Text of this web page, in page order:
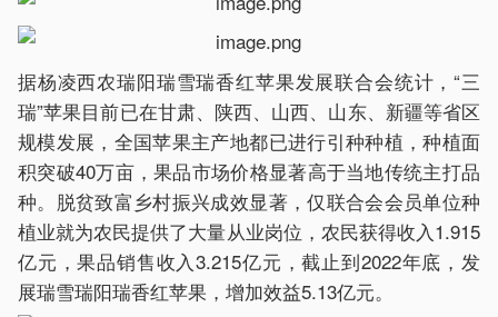
据杨凌西农瑞阳瑞雪瑞香红苹果发展联合会统计，“三
瑞”苹果目前已在甘肃、陕西、山西、山东、新疆等省区
规模发展，全国苹果主产地都已进行引种种植，种植面
积突破40万亩，果品市场价格显著高于当地传统主打品
种。脱贫致富乡村振兴成效显著，仅联合会会员单位种
植业就为农民提供了大量从业岗位，农民获得收入1.915
亿元，果品销售收入3.215亿元，截止到2022年底，发
展瑞雪瑞阳瑞香红苹果，增加效益5.13亿元。